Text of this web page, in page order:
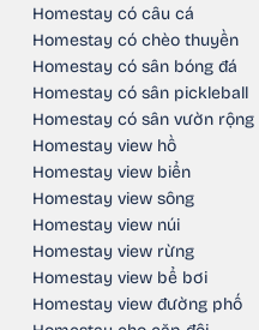
Homestay có câu cá
Homestay có chèo thuyền
Homestay có sân bóng đá
Homestay có sân pickleball
Homestay có sân vườn rộng
Homestay view hồ
Homestay view biển
Homestay view sông
Homestay view núi
Homestay view rừng
Homestay view bể bơi
Homestay view đường phố